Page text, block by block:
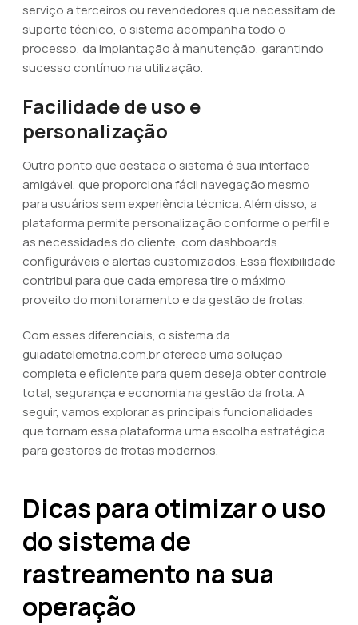
serviço a terceiros ou revendedores que necessitam de
suporte técnico, o sistema acompanha todo o
processo, da implantação à manutenção, garantindo
sucesso contínuo na utilização.
Facilidade de uso e
personalização
Outro ponto que destaca o sistema é sua interface
amigável, que proporciona fácil navegação mesmo
para usuários sem experiência técnica. Além disso, a
plataforma permite personalização conforme o perfil e
as necessidades do cliente, com dashboards
configuráveis e alertas customizados. Essa flexibilidade
contribui para que cada empresa tire o máximo
proveito do monitoramento e da gestão de frotas.
Com esses diferenciais, o sistema da
guiadatelemetria.com.br oferece uma solução
completa e eficiente para quem deseja obter controle
total, segurança e economia na gestão da frota. A
seguir, vamos explorar as principais funcionalidades
que tornam essa plataforma uma escolha estratégica
para gestores de frotas modernos.
Dicas para otimizar o uso
do sistema de
rastreamento na sua
operação